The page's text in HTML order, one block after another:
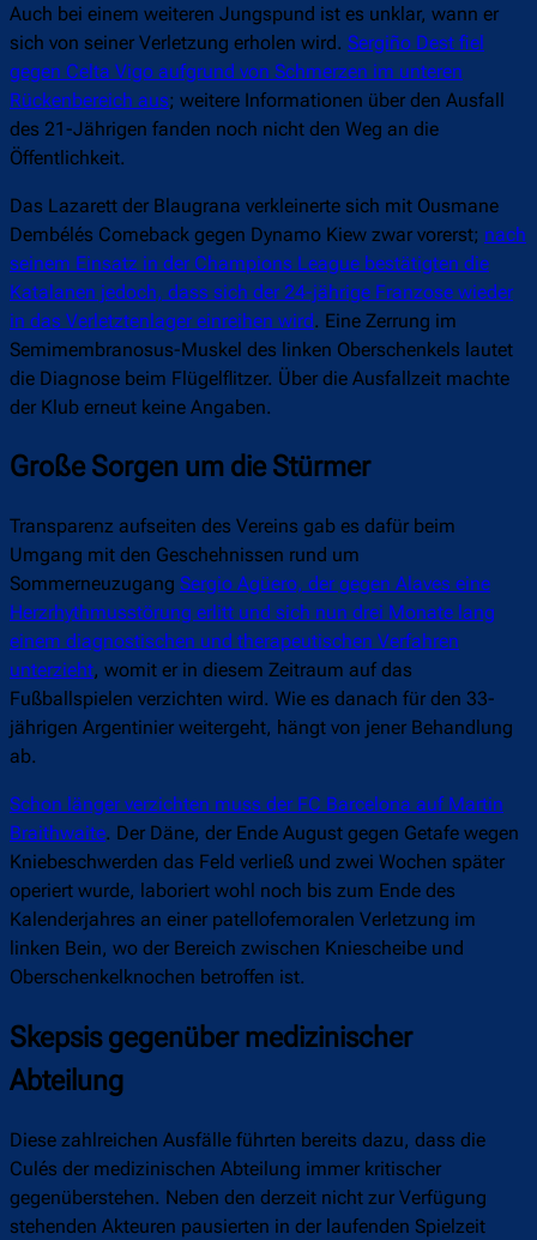
Auch bei einem weiteren Jungspund ist es unklar, wann er
sich von seiner Verletzung erholen wird. Sergiño Dest fiel
gegen Celta Vigo aufgrund von Schmerzen im unteren
Rückenbereich aus; weitere Informationen über den Ausfall
des 21-Jährigen fanden noch nicht den Weg an die
Öffentlichkeit.
Das Lazarett der Blaugrana verkleinerte sich mit Ousmane
Dembélés Comeback gegen Dynamo Kiew zwar vorerst; nach
seinem Einsatz in der Champions League bestätigten die
Katalanen jedoch, dass sich der 24-jährige Franzose wieder
in das Verletztenlager einreihen wird. Eine Zerrung im
Semimembranosus-Muskel des linken Oberschenkels lautet
die Diagnose beim Flügelflitzer. Über die Ausfallzeit machte
der Klub erneut keine Angaben.
Große Sorgen um die Stürmer
Transparenz aufseiten des Vereins gab es dafür beim
Umgang mit den Geschehnissen rund um
Sommerneuzugang Sergio Agüero, der gegen Alaves eine
Herzrhythmusstörung erlitt und sich nun drei Monate lang
einem diagnostischen und therapeutischen Verfahren
unterzieht, womit er in diesem Zeitraum auf das
Fußballspielen verzichten wird. Wie es danach für den 33-
jährigen Argentinier weitergeht, hängt von jener Behandlung
ab.
Schon länger verzichten muss der FC Barcelona auf Martin
Braithwaite. Der Däne, der Ende August gegen Getafe wegen
Kniebeschwerden das Feld verließ und zwei Wochen später
operiert wurde, laboriert wohl noch bis zum Ende des
Kalenderjahres an einer patellofemoralen Verletzung im
linken Bein, wo der Bereich zwischen Kniescheibe und
Oberschenkelknochen betroffen ist.
Skepsis gegenüber medizinischer
Abteilung
Diese zahlreichen Ausfälle führten bereits dazu, dass die
Culés der medizinischen Abteilung immer kritischer
gegenüberstehen. Neben den derzeit nicht zur Verfügung
stehenden Akteuren pausierten in der laufenden Spielzeit